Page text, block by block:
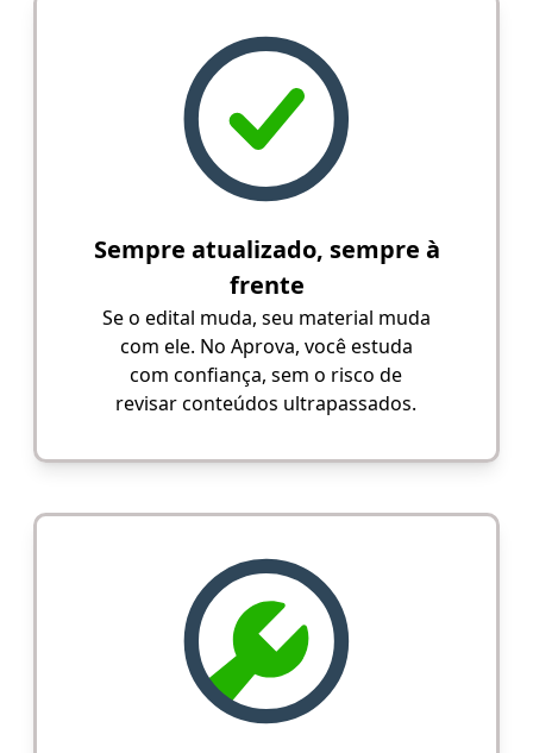
Sempre atualizado, sempre à
frente
Se o edital muda, seu material muda
com ele. No Aprova, você estuda
com confiança, sem o risco de
revisar conteúdos ultrapassados.